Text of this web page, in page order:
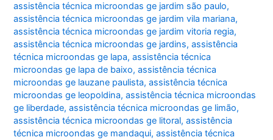
assistência técnica microondas ge jardim são paulo,
assistência técnica microondas ge jardim vila mariana,
assistência técnica microondas ge jardim vitoria regia,
assistência técnica microondas ge jardins,assistência
técnica microondas ge lapa,assistência técnica
microondas ge lapa de baixo,assistência técnica
microondas ge lauzane paulista,assistência técnica
microondas ge leopoldina,assistência técnica microondas
ge liberdade,assistência técnica microondas ge limão,
assistência técnica microondas ge litoral,assistência
técnica microondas ge mandaqui,assistência técnica